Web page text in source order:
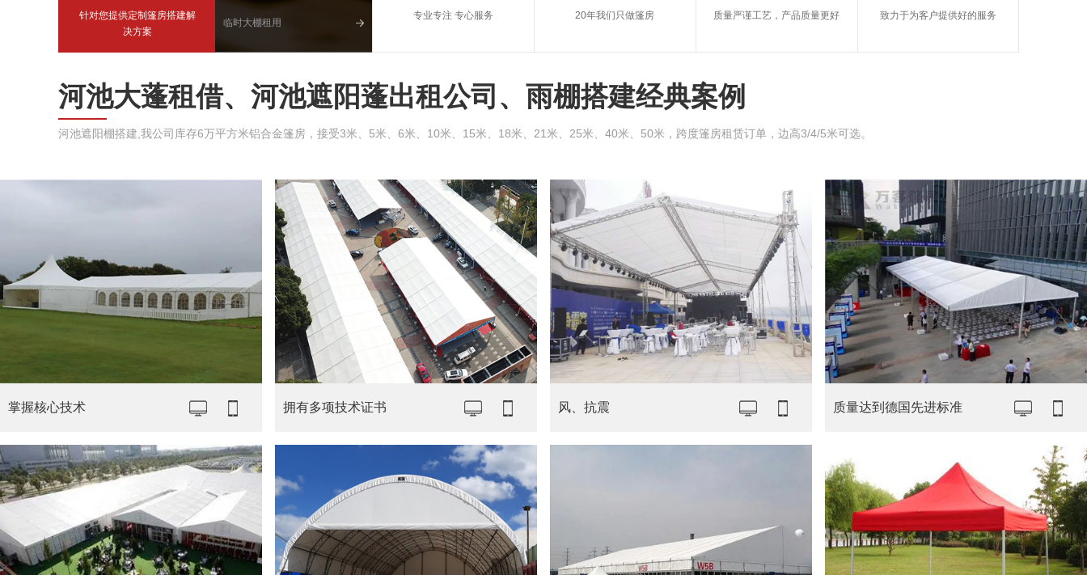
针对您提供定制篷房搭建解
决方案
临时大棚租用
专业专注 专心服务
河池雨棚出租
20年我们只做篷房
河池玻璃蓬房
质量严谨工艺，产品质量更好
河池帐篷租用
致力于为客户提供好的服务
河池大蓬租借、河池遮阳蓬出租公司、雨棚搭建经典案例
河池遮阳棚搭建,我公司库存6万平方米铝合金篷房，接受3米、5米、6米、10米、15米、18米、21米、25米、40米、50米，跨度篷房租赁订单，边高3/4/5米可选。
掌握核心技术 拥有多项技术证书 风、抗震 质量达到德国先进标准